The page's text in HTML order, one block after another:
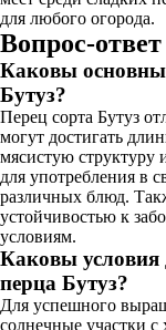
для любого огорода.
Вопрос-ответ
Каковы
Бутуз?
Перец сорта Бутуз
могут достигать
мясистую структуру
для употребления в
различных блюд.
устойчивостью к
условиям.
Каковы
перца Бутуз?
Для успешного
солнечные участки